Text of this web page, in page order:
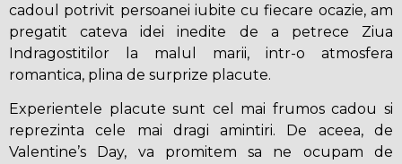
cadoul potrivit persoanei iubite cu fiecare ocazie, am
pregatit cateva idei inedite de a petrece Ziua
Indragostitilor la malul marii, intr-o atmosfera
romantica, plina de surprize placute.
Experientele placute sunt cel mai frumos cadou si
reprezinta cele mai dragi amintiri. De aceea, de
Valentine’s Day, va promitem sa ne ocupam de